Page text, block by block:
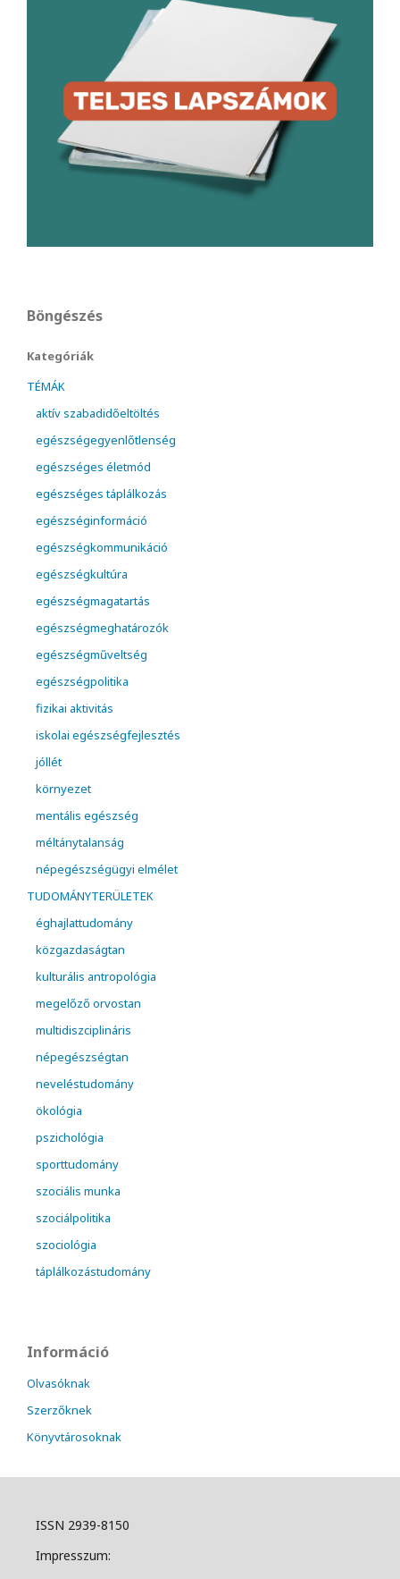
Böngészés
Kategóriák
TÉMÁK
aktív szabadidőeltöltés
egészségegyenlőtlenség
egészséges életmód
egészséges táplálkozás
egészséginformáció
egészségkommunikáció
egészségkultúra
egészségmagatartás
egészségmeghatározók
egészségműveltség
egészségpolitika
fizikai aktivitás
iskolai egészségfejlesztés
jóllét
környezet
mentális egészség
méltánytalanság
népegészségügyi elmélet
TUDOMÁNYTERÜLETEK
éghajlattudomány
közgazdaságtan
kulturális antropológia
megelőző orvostan
multidiszciplináris
népegészségtan
neveléstudomány
ökológia
pszichológia
sporttudomány
szociális munka
szociálpolitika
szociológia
táplálkozástudomány
Információ
Olvasóknak
Szerzőknek
Könyvtárosoknak
ISSN 2939-8150
Impresszum: